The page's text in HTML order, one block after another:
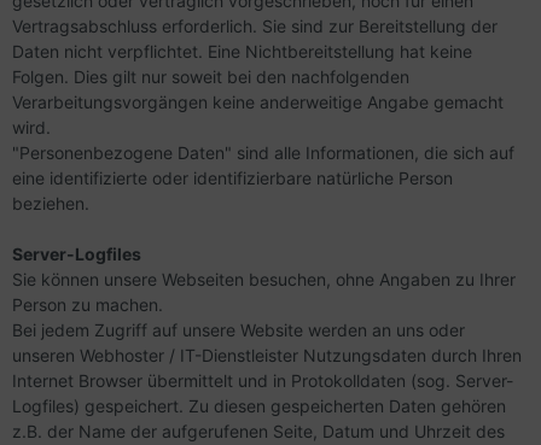
Vertragsabschluss erforderlich. Sie sind zur Bereitstellung der
Daten nicht verpflichtet. Eine Nichtbereitstellung hat keine
Folgen. Dies gilt nur soweit bei den nachfolgenden
Verarbeitungsvorgängen keine anderweitige Angabe gemacht
wird.
"Personenbezogene Daten" sind alle Informationen, die sich auf
eine identifizierte oder identifizierbare natürliche Person
beziehen.
Server-Logfiles
Sie können unsere Webseiten besuchen, ohne Angaben zu Ihrer
Person zu machen.
Bei jedem Zugriff auf unsere Website werden an uns oder
unseren Webhoster / IT-Dienstleister Nutzungsdaten durch Ihren
Internet Browser übermittelt und in Protokolldaten (sog. Server-
Logfiles) gespeichert. Zu diesen gespeicherten Daten gehören
z.B. der Name der aufgerufenen Seite, Datum und Uhrzeit des